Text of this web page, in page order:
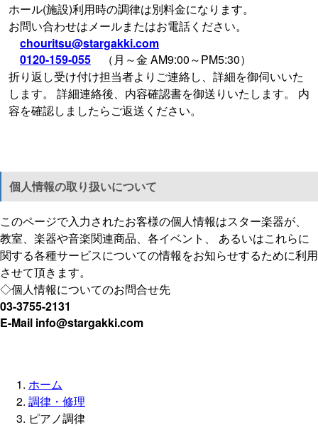
ホール(施設)利用時の調律は別料金になります。
お問い合わせはメールまたはお電話ください。
chouritsu@stargakki.com
0120-159-055
（月～金 AM9:00～PM5:30）
折り返し受け付け担当者よりご連絡し、詳細を御伺いいた
します。 詳細連絡後、内容確認書を御送りいたします。 内
容を確認しましたらご返送ください。
個人情報の取り扱いについて
このページで入力されたお客様の個人情報はスター楽器が、
教室、楽器や音楽関連商品、各イベント、 あるいはこれらに
関する各種サービスについての情報をお知らせするために利用
させて頂きます。
◇個人情報についてのお問合せ先
03-3755-2131
E-Mail info@stargakki.com
ホーム
調律・修理
ピアノ調律